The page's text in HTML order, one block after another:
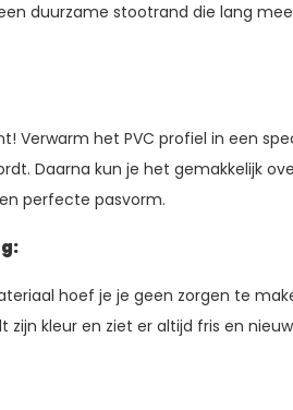
duurzame stootrand die lang
Verwarm het PVC profiel in een
Daarna kun je het gemakkelijk
perfecte pasvorm.
hoef je je geen zorgen te
kleur en ziet er altijd fris en